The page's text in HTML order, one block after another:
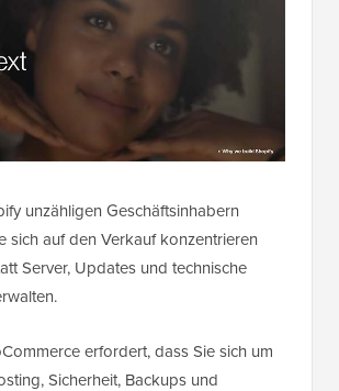
unzähligen Geschäftsinhabern
sich auf den Verkauf konzentrieren
Server, Updates und technische
erfordert, dass Sie sich um
Sicherheit, Backups und